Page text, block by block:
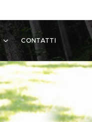
CONTATTI